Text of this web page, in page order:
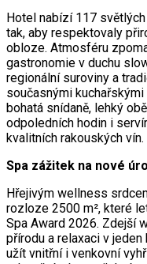
Hotel nabízí 117
tak, aby respektovaly
obloze. Atmosféru
gastronomie v duchu
regionální suroviny a
současnými
bohatá snídaně, lehký
odpoledních hodin i
kvalitních rakouských vín.
Spa zážitek na nové
Hřejivým wellness
rozloze 2500 m², které
Spa Award 2026. Zdejší
přírodu a relaxaci v
užít vnitřní i venkovní